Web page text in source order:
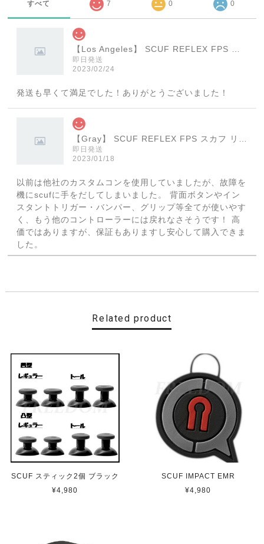
すべて 7 0 0
【Los Angeles】 SCUF REFLEX FPS スカフ リフレックス エフピーエス
即日発送
2023/02/24
発送も早くて満足でした！ありがとうございました！
【Gray】 SCUF REFLEX FPS スカフ リフレックス エフピーエス
即日発送
2023/01/18
以前は他社のカスタムコンを使用していましたが、故障を
機にscufに手をだしてしまいました。 背面ボタンやイン
スタントトリガー・バンパー、グリップ等全てが使いやす
く、もう他のコントローラーには戻れなさそうです！ 高
価ではありますが、保証もありますし安心して購入できま
した。
【Cherry Blossom】 SCUF REFLEX FPS スカフ リフレックス エフピーエス
即日発送
2022/11/16
便利ですね ありがとうございました
取り寄せ（3-4週間）
2022/11/13
べましたが、ここのショップが最も安価でした。また、問
Related product
SCUF スティック2個 ブラック
¥4,980
SCUF IMPACT EMR
¥4,980